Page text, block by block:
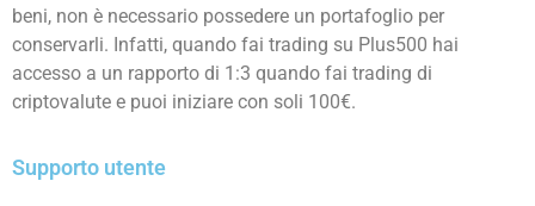
beni, non è necessario possedere un portafoglio per
conservarli. Infatti, quando fai trading su Plus500 hai
accesso a un rapporto di 1:3 quando fai trading di
criptovalute e puoi iniziare con soli 100€.
Supporto utente